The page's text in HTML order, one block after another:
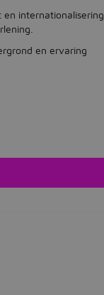
internationalisering
en ervaring